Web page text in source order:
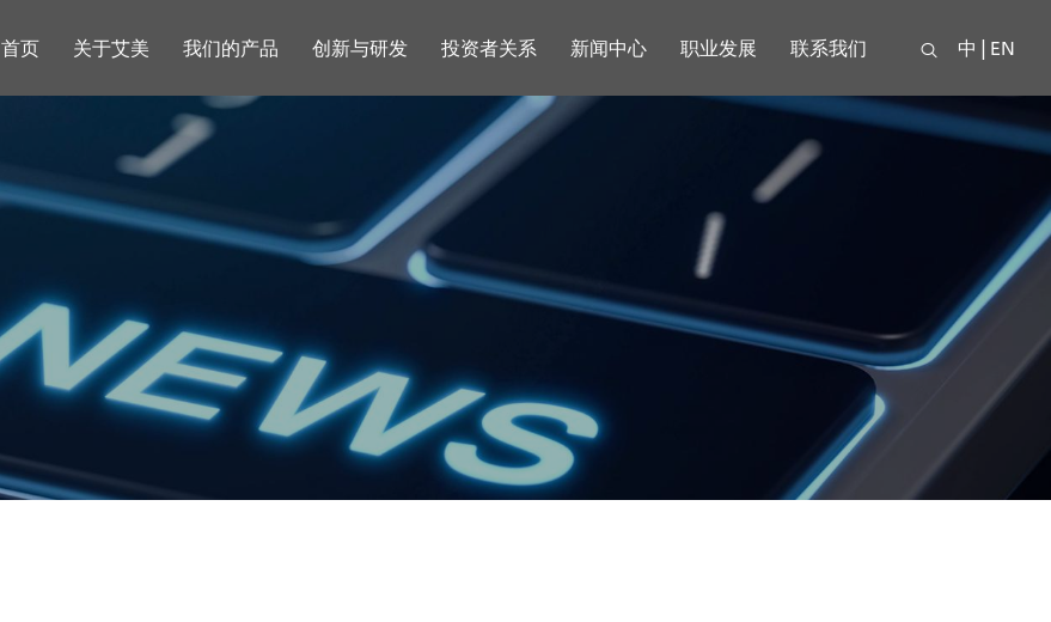
中 | EN
首页 关于艾美 我们的产品 创新与研发 投资者关系 新闻中心 职业发展 联系我们